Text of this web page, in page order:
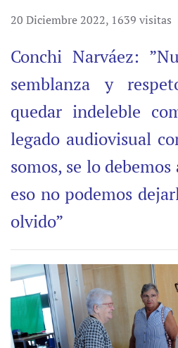
20 Diciembre 2022, 1639 visitas
Conchi Narváez:
semblanza y
quedar indeleble
legado audiovisual
somos, se lo
eso no podemos
olvido”